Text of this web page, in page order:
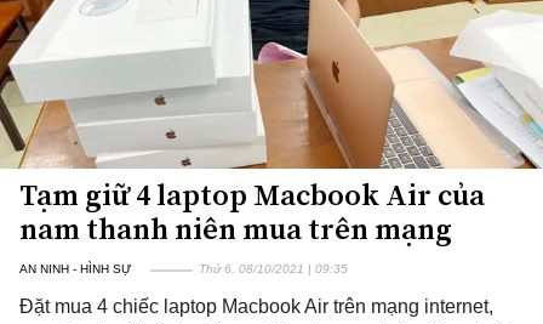
Tạm giữ 4 laptop Macbook Air của
nam thanh niên mua trên mạng
AN NINH - HÌNH SỰ Thứ 6, 08/10/2021 | 09:35
Đặt mua 4 chiếc laptop Macbook Air trên mạng internet,